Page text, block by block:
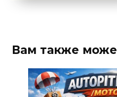
Вам также